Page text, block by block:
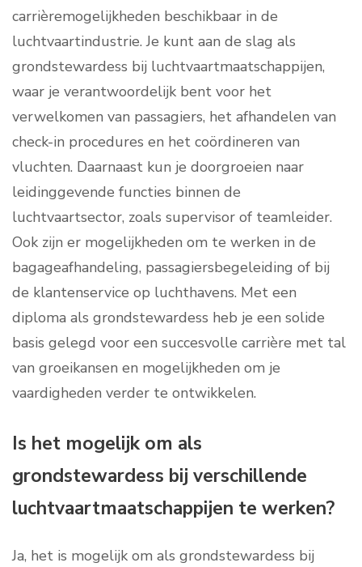
carrièremogelijkheden beschikbaar in de
luchtvaartindustrie. Je kunt aan de slag als
grondstewardess bij luchtvaartmaatschappijen,
waar je verantwoordelijk bent voor het
verwelkomen van passagiers, het afhandelen van
check-in procedures en het coördineren van
vluchten. Daarnaast kun je doorgroeien naar
leidinggevende functies binnen de
luchtvaartsector, zoals supervisor of teamleider.
Ook zijn er mogelijkheden om te werken in de
bagageafhandeling, passagiersbegeleiding of bij
de klantenservice op luchthavens. Met een
diploma als grondstewardess heb je een solide
basis gelegd voor een succesvolle carrière met tal
van groeikansen en mogelijkheden om je
vaardigheden verder te ontwikkelen.
Is het mogelijk om als
grondstewardess bij verschillende
luchtvaartmaatschappijen te werken?
Ja, het is mogelijk om als grondstewardess bij